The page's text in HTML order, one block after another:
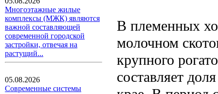
Многоэтажные жилые
комплексы (МЖК) являются
важной составляющей
современной городской
застройки, отвечая на
растущий...
05.08.2026
Современные системы
В племенных
молочном
крупного
составляет